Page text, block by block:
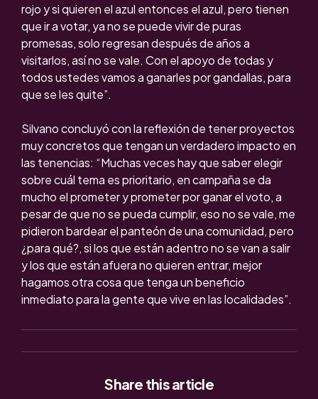
rojo y si quieren el azul entonces el azul, pero tienen
que ir a votar, ya no se puede vivir de puras
promesas, solo regresan después de años a
visitarlos, así no se vale. Con el apoyo de todas y
todos ustedes vamos a ganarles por gandallas, para
que se les quite”.
Silvano concluyó con la reflexión de tener proyectos
muy concretos que tengan un verdadero impacto en
las tenencias: “Muchas veces hay que saber elegir
sobre cuál tema es prioritario, en campaña se da
mucho el prometer y prometer por ganar el voto, a
pesar de que no se pueda cumplir, eso no se vale, me
pidieron bardear el panteón de una comunidad, pero
¿para qué?, si los que están adentro no se van a salir
y los que están afuera no quieren entrar, mejor
hagamos otra cosa que tenga un beneficio
inmediato para la gente que vive en las localidades”.
Share this article